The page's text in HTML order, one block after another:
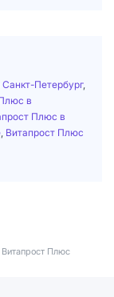
Петербург,
в
Плюс в
Витапрост Плюс
Витапрост Плюс